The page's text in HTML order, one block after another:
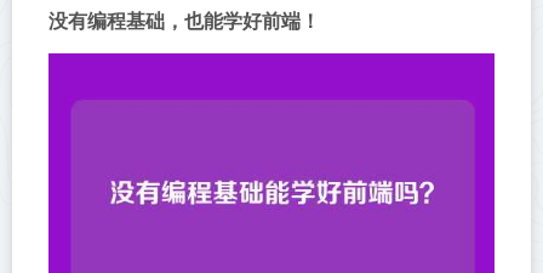
没有编程基础，也能学好前端！